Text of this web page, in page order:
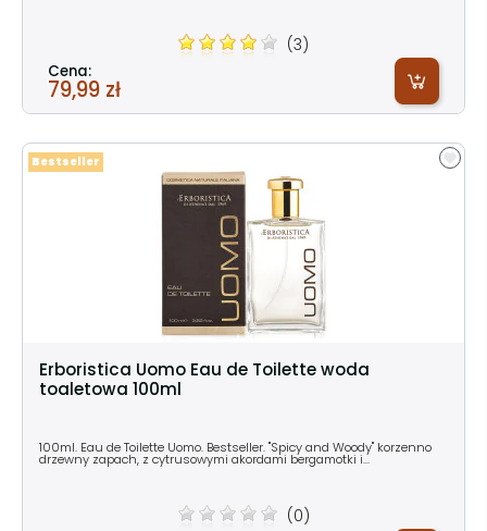
(3)
Cena:
79,99 zł
Erboristica Uomo Eau de Toilette woda
toaletowa 100ml
100ml. Eau de Toilette Uomo. Bestseller. "Spicy and Woody" korzenno
drzewny zapach, z cytrusowymi akordami bergamotki i...
(0)
Bestseller